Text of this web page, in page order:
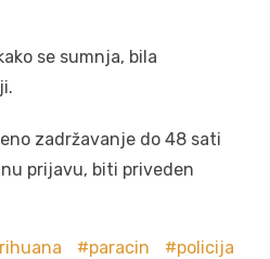
se sumnja, bila
zadržavanje do 48 sati
prijavu, biti priveden
paracin policija